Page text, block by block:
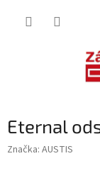
Eternal
Značka: AUSTIS